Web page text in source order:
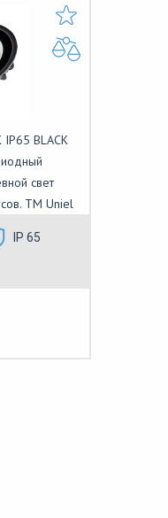
BLACK
свет
TM Uniel
IP 65